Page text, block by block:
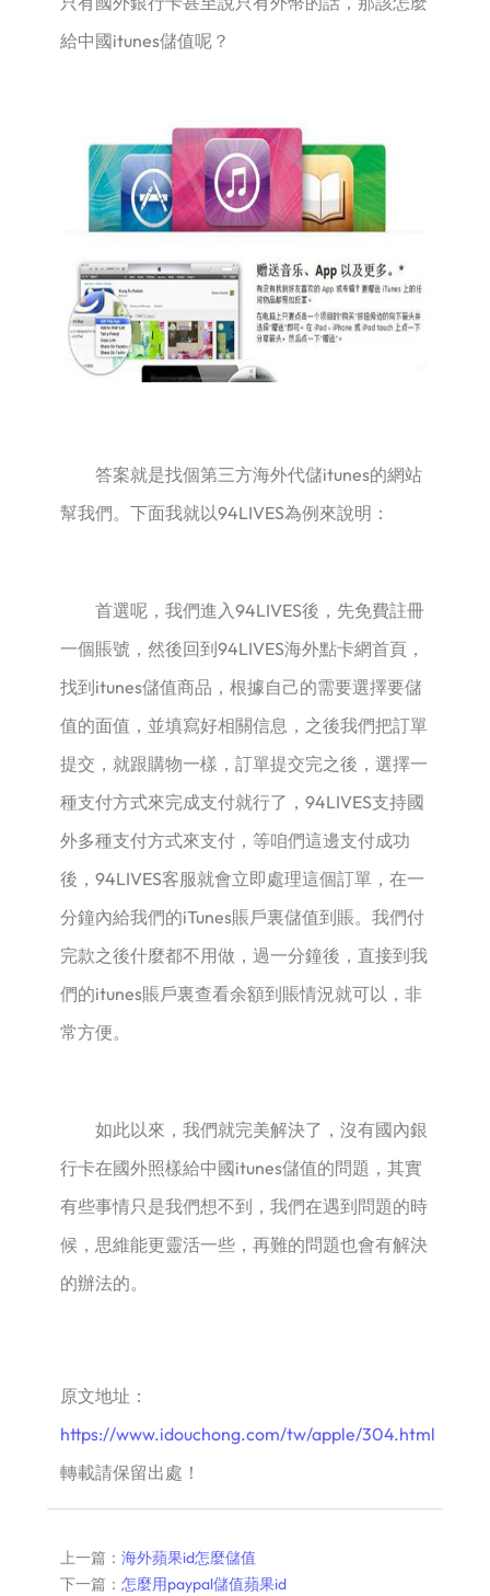
給中國itunes儲值呢？
答案就是找個第三方海外代儲itunes的網站
幫我們。下面我就以94LIVES為例來說明：
首選呢，我們進入94LIVES後，先免費註冊
一個賬號，然後回到94LIVES海外點卡網首頁，
找到itunes儲值商品，根據自己的需要選擇要儲
值的面值，並填寫好相關信息，之後我們把訂單
提交，就跟購物一樣，訂單提交完之後，選擇一
種支付方式來完成支付就行了，94LIVES支持國
外多種支付方式來支付，等咱們這邊支付成功
後，94LIVES客服就會立即處理這個訂單，在一
分鐘內給我們的iTunes賬戶裏儲值到賬。我們付
完款之後什麼都不用做，過一分鐘後，直接到我
們的itunes賬戶裏查看余額到賬情況就可以，非
常方便。
如此以來，我們就完美解決了，沒有國內銀
行卡在國外照樣給中國itunes儲值的問題，其實
有些事情只是我們想不到，我們在遇到問題的時
候，思維能更靈活一些，再難的問題也會有解決
的辦法的。
原文地址：
https://www.idouchong.com/tw/apple/304.html
轉載請保留出處！
上一篇： 海外蘋果id怎麼儲值
下一篇： 怎麼用paypal儲值蘋果id